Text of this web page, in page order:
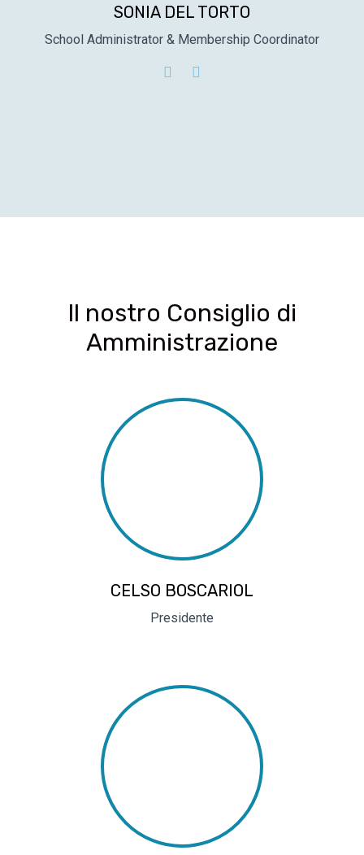
SONIA DEL TORTO
School Administrator & Membership Coordinator
Il nostro Consiglio di
Amministrazione
CELSO BOSCARIOL
Presidente